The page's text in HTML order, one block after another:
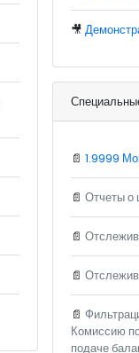
🎥
📄 1.9999
📄 Отчеты о
📄
📄
📄
Комиссию
подаче